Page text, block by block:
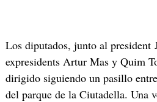
Los diputados, junto al president
expresidents Artur Mas y Quim
dirigido siguiendo un pasillo
del parque de la Ciutadella. Una